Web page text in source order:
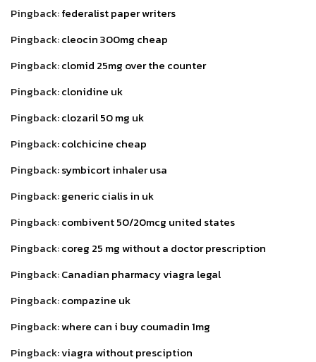
Pingback:federalist paper writers
Pingback:cleocin 300mg cheap
Pingback:clomid 25mg over the counter
Pingback:clonidine uk
Pingback:clozaril 50 mg uk
Pingback:colchicine cheap
Pingback:symbicort inhaler usa
Pingback:generic cialis in uk
Pingback:combivent 50/20mcg united states
Pingback:coreg 25 mg without a doctor prescription
Pingback:Canadian pharmacy viagra legal
Pingback:compazine uk
Pingback:where can i buy coumadin 1mg
Pingback:viagra without presciption